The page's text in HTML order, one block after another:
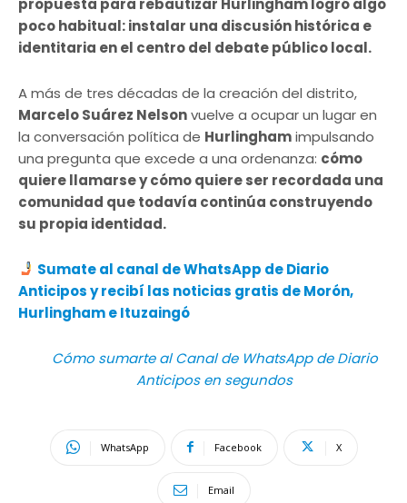
poco habitual: instalar una discusión histórica e
identitaria en el centro del debate público local.
A más de tres décadas de la creación del distrito,
Marcelo Suárez Nelsonvuelve a ocupar un lugar en
la conversación política de Hurlinghamimpulsando
una pregunta que excede a una ordenanza: cómo
quiere llamarse y cómo quiere ser recordada una
comunidad que todavía continúa construyendo
su propia identidad.
Sumate al canal de WhatsApp de Diario
Anticipos y recibí las noticias gratis de Morón,
Hurlingham e Ituzaingó
Cómo sumarte al Canal de WhatsApp de Diario
Anticipos en segundos
WhatsApp Facebook X
Email